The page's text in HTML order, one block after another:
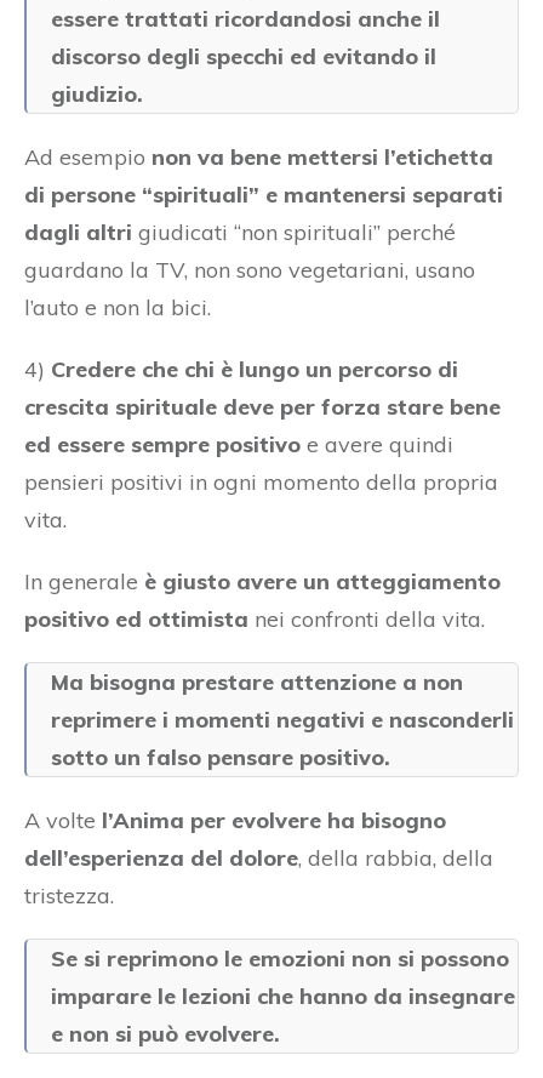
essere trattati ricordandosi anche il
discorso degli specchi ed evitando il
giudizio.
Ad esempio non va bene mettersi l’etichetta
di persone “spirituali” e mantenersi separati
dagli altri giudicati “non spirituali” perché
guardano la TV, non sono vegetariani, usano
l’auto e non la bici.
4) Credere che chi è lungo un percorso di
crescita spirituale deve per forza stare bene
ed essere sempre positivo e avere quindi
pensieri positivi in ogni momento della propria
vita.
In generale è giusto avere un atteggiamento
positivo ed ottimista nei confronti della vita.
Ma bisogna prestare attenzione a non
reprimere i momenti negativi e nasconderli
sotto un falso pensare positivo.
A volte l’Anima per evolvere ha bisogno
dell’esperienza del dolore, della rabbia, della
tristezza.
Se si reprimono le emozioni non si possono
imparare le lezioni che hanno da insegnare
e non si può evolvere.